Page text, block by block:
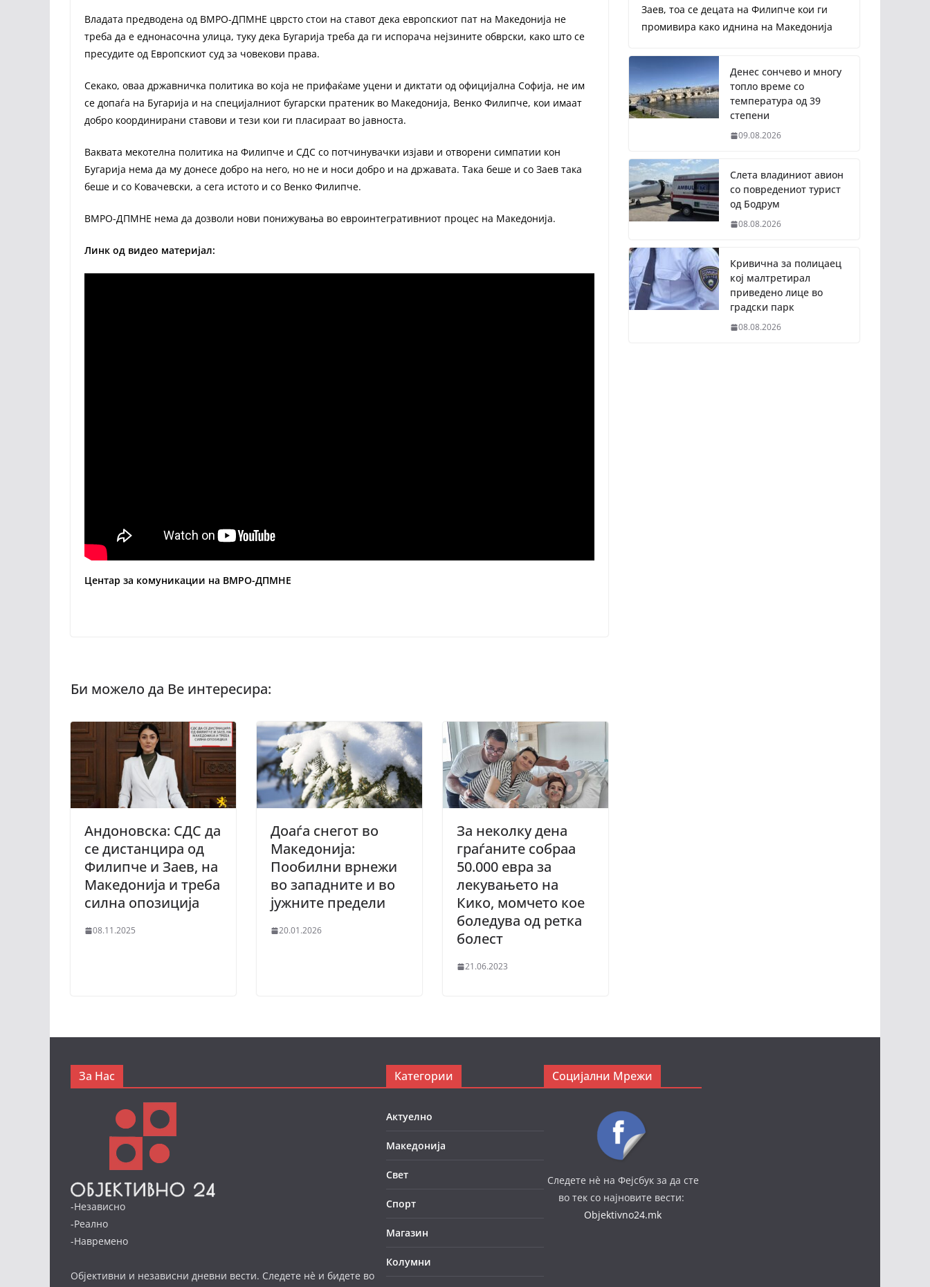
Владата предводена од ВМРО-ДПМНЕ цврсто стои на ставот дека европскиот пат на Македонија не
треба да е еднонасочна улица, туку дека Бугарија треба да ги испорача нејзините обврски, како што се
пресудите од Европскиот суд за човекови права.
Секако, оваа државничка политика во која не прифаќаме уцени и диктати од официјална Софија, не им
се допаѓа на Бугарија и на специјалниот бугарски пратеник во Македонија, Венко Филипче, кои имаат
добро координирани ставови и тези кои ги пласираат во јавноста.
Ваквата мекотелна политика на Филипче и СДС со потчинувачки изјави и отворени симпатии кон
Бугарија нема да му донесе добро на него, но не и носи добро и на државата. Така беше и со Заев така
беше и со Ковачевски, а сега истото и со Венко Филипче.
ВМРО-ДПМНЕ нема да дозволи нови понижувања во евроинтегративниот процес на Македонија.
Линк од видео материјал:
Центар за комуникации на ВМРО-ДПМНЕ
Андоновска: СДС да
се дистанцира од
Филипче и Заев, на
Македонија и треба
силна опозиција
08.11.2025
Доаѓа снегот во
Македонија:
Пообилни врнежи
во западните и во
јужните предели
20.01.2026
За неколку дена
граѓаните собраа
50.000 евра за
лекувањето на
Кико, момчето кое
боледува од ретка
болест
21.06.2023
Заев, тоа се децата на Филипче кои ги
промивира како иднина на Македонија
Денес сончево и многу
топло време со
температура од 39
степени
09.08.2026
Слета владиниот авион
со повредениот турист
од Бодрум
08.08.2026
Кривична за полицаец
кој малтретирал
приведено лице во
градски парк
08.08.2026
За Нас
-Независно
-Реално
-Навремено
Објективни и независни дневни вести. Следете нè и бидете во
Категории
Актуелно
Македонија
Свет
Спорт
Магазин
Колумни
Социјални Мрежи
Следете нè на Фејсбук за да сте
во тек со најновите вести:
Objektivno24.mk